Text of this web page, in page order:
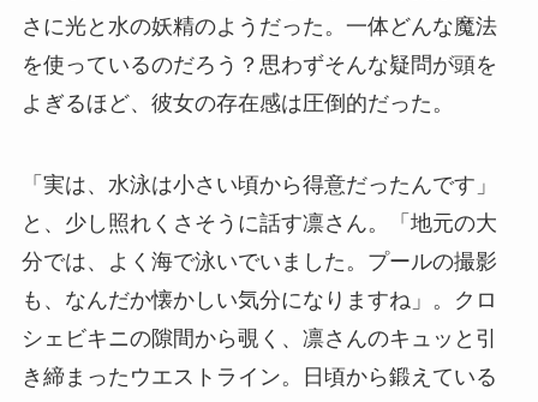
さに光と水の妖精のようだった。一体どんな魔法
を使っているのだろう？思わずそんな疑問が頭を
よぎるほど、彼女の存在感は圧倒的だった。
「実は、水泳は小さい頃から得意だったんです」
と、少し照れくさそうに話す凛さん。「地元の大
分では、よく海で泳いでいました。プールの撮影
も、なんだか懐かしい気分になりますね」。クロ
シェビキニの隙間から覗く、凛さんのキュッと引
き締まったウエストライン。日頃から鍛えている